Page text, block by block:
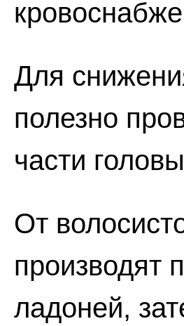
Для
полезно
части
От
производят
ладоней,